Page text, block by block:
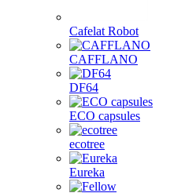
Cafelat Robot
CAFFLANO
DF64
ECO capsules
ecotree
Eureka